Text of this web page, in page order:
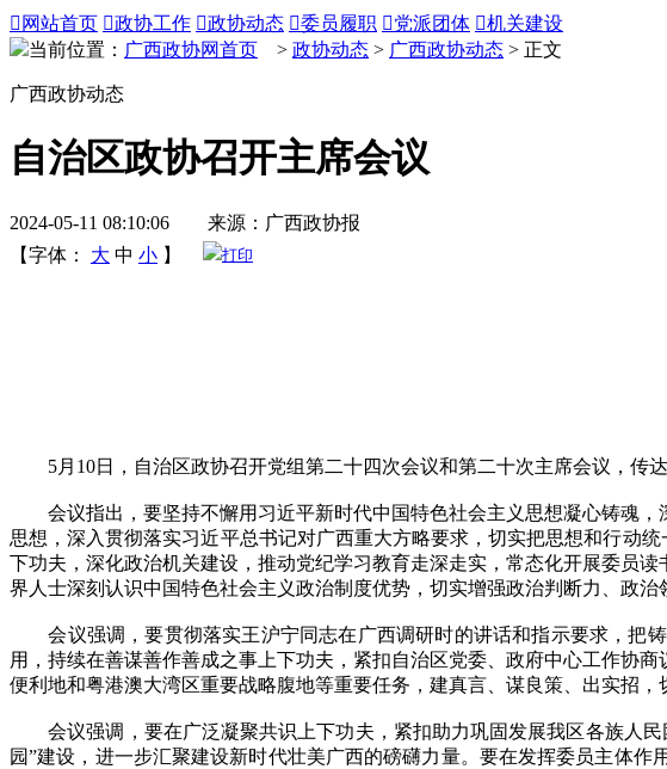
 网站首页 政协工作 政协动态 委员履职 党派团体 机关建设
当前位置： 广西政协网首页 > 政协动态 > 广西政协动态 > 正文
广西政协动态
自治区政协召开主席会议
2024-05-11 08:10:06 来源：广西政协报
【字体：
大 中 小 】 打印
5月10日，自治区政协召开党组第二十四次会议和第二十次主席会议，传
会议指出，要坚持不懈用习近平新时代中国特色社会主义思想凝心铸魂，
思想，深入贯彻落实习近平总书记对广西重大方略要求，切实把思想和行动
下功夫，深化政治机关建设，推动党纪学习教育走深走实，常态化开展委员
界人士深刻认识中国特色社会主义政治制度优势，切实增强政治判断力、政治
会议强调，要贯彻落实王沪宁同志在广西调研时的讲话和指示要求，把
用，持续在善谋善作善成之事上下功夫，紧扣自治区党委、政府中心工作协
便利地和粤港澳大湾区重要战略腹地等重要任务，建真言、谋良策、出实招，
会议强调，要在广泛凝聚共识上下功夫，紧扣助力巩固发展我区各族人民
园”建设，进一步汇聚建设新时代壮美广西的磅礴力量。要在发挥委员主体